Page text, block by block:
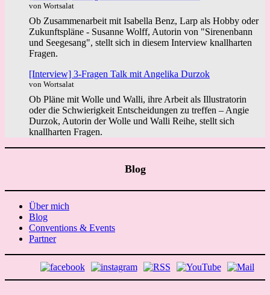
von Wortsalat
Ob Zusammenarbeit mit Isabella Benz, Larp als Hobby oder
Zukunftspläne - Susanne Wolff, Autorin von "Sirenenbann
und Seegesang", stellt sich in diesem Interview knallharten
Fragen.
[Interview] 3-Fragen Talk mit Angelika Durzok
von Wortsalat
Ob Pläne mit Wolle und Walli, ihre Arbeit als Illustratorin
oder die Schwierigkeit Entscheidungen zu treffen – Angie
Durzok, Autorin der Wolle und Walli Reihe, stellt sich
knallharten Fragen.
Blog
Über mich
Blog
Conventions & Events
Partner